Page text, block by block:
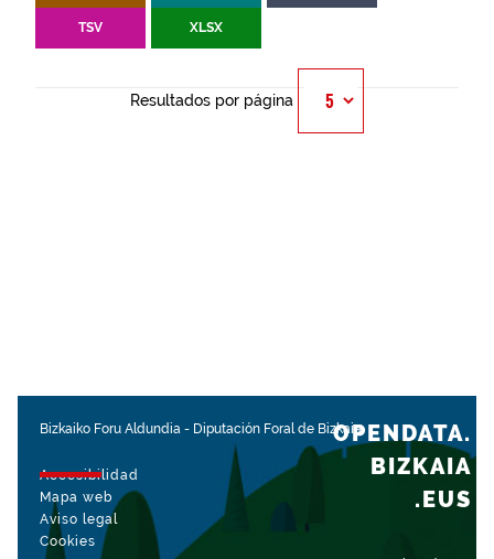
TSV XLSX
Resultados por página
Bizkaiko Foru Aldundia - Diputación Foral de Bizkaia
Accesibilidad
Mapa web
Aviso legal
Cookies
OPENDATA.
BIZKAIA
.EUS